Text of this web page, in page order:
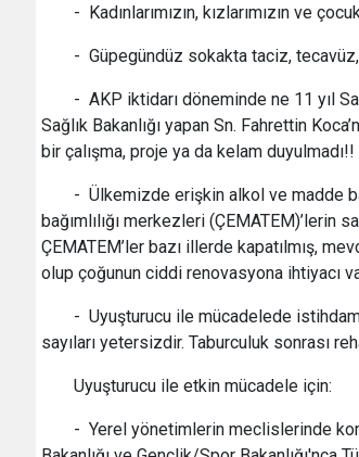
- Kadınlarımızın, kızlarımızın ve
- Güpegündüz sokakta taciz,
- AKP iktidarı döneminde ne 11 yıl
Sağlık Bakanlığı yapan Sn. Fahrettin
bir çalışma, proje ya da kelam duyulmadı!!
- Ülkemizde erişkin alkol ve madde
bağımlılığı merkezleri (ÇEMATEM)’lerin
ÇEMATEM’ler bazı illerde kapatılmış,
olup çoğunun ciddi renovasyona ihtiyacı
- Uyuşturucu ile mücadelede
sayıları yetersizdir. Taburculuk sonrası
Uyuşturucu ile etkin mücadele için:
- Yerel yönetimlerin meclislerinde